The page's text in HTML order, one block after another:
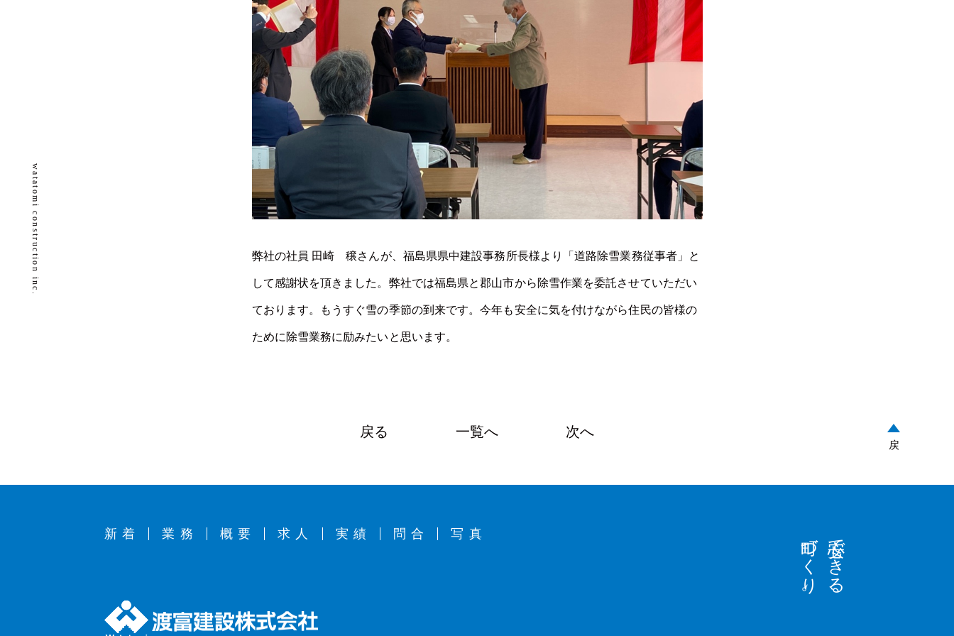
watatomi construction inc. 弊社の社員 田崎 穣さんが、福島県県中建設事務所長様より「道路除雪業務従事者」と
して感謝状を頂きました。弊社では福島県と郡山市から除雪作業を委託させていただい
ております。もうすぐ雪の季節の到来です。今年も安全に気を付けながら住民の皆様の
ために除雪業務に励みたいと思います。
戻る 一覧へ 次へ
戻
安心できる、
町づくり。
新着 業務 概要 求人 実績 問合 写真